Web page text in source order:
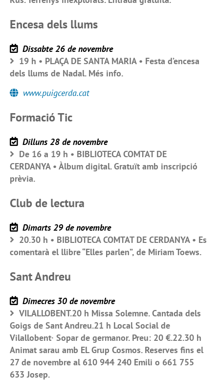
Encesa dels llums
Dissabte 26 de novembre
19 h • PLAÇA DE SANTA MARIA • Festa d’encesa
dels llums de Nadal. Més info.
www.puigcerda.cat
Formació Tic
Dilluns 28 de novembre
De 16 a 19 h • BIBLIOTECA COMTAT DE
CERDANYA • Àlbum digital. Gratuït amb inscripció
prèvia.
Club de lectura
Dimarts 29 de novembre
20.30 h • BIBLIOTECA COMTAT DE CERDANYA • Es
comentarà el llibre “Elles parlen”, de Miriam Toews.
Sant Andreu
Dimecres 30 de novembre
VILALLOBENT.20 h Missa Solemne. Cantada dels
Goigs de Sant Andreu.21 h Local Social de
Vilallobent· Sopar de germanor. Preu: 20 €.22.30 h
Animat sarau amb EL Grup Cosmos. Reserves fins el
27 de novembre al 610 944 240 Emili o 661 755
633 Josep.